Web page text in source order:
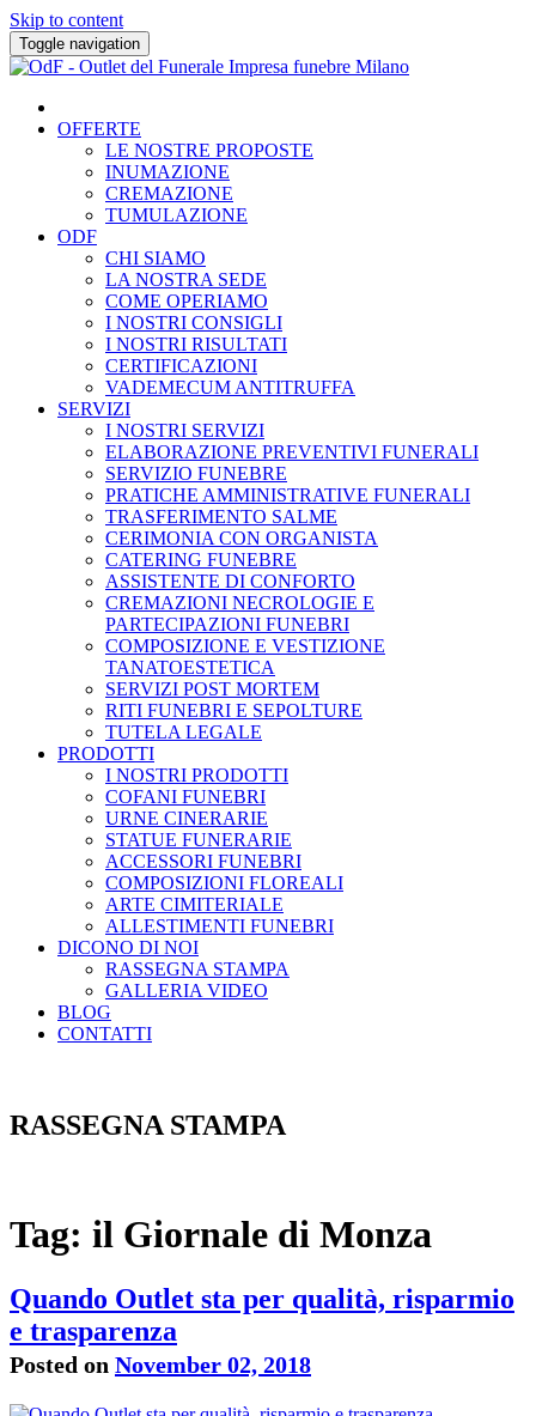
Skip to content
Toggle navigation
OFFERTE
LE NOSTRE PROPOSTE
INUMAZIONE
CREMAZIONE
TUMULAZIONE
ODF
CHI SIAMO
LA NOSTRA SEDE
COME OPERIAMO
I NOSTRI CONSIGLI
I NOSTRI RISULTATI
CERTIFICAZIONI
VADEMECUM ANTITRUFFA
SERVIZI
I NOSTRI SERVIZI
ELABORAZIONE PREVENTIVI FUNERALI
SERVIZIO FUNEBRE
PRATICHE AMMINISTRATIVE FUNERALI
TRASFERIMENTO SALME
CERIMONIA CON ORGANISTA
CATERING FUNEBRE
ASSISTENTE DI CONFORTO
CREMAZIONI NECROLOGIE E
PARTECIPAZIONI FUNEBRI
COMPOSIZIONE E VESTIZIONE
TANATOESTETICA
SERVIZI POST MORTEM
RITI FUNEBRI E SEPOLTURE
TUTELA LEGALE
PRODOTTI
I NOSTRI PRODOTTI
COFANI FUNEBRI
URNE CINERARIE
STATUE FUNERARIE
ACCESSORI FUNEBRI
COMPOSIZIONI FLOREALI
ARTE CIMITERIALE
ALLESTIMENTI FUNEBRI
DICONO DI NOI
RASSEGNA STAMPA
GALLERIA VIDEO
BLOG
CONTATTI
RASSEGNA STAMPA
Tag: il Giornale di Monza
Quando Outlet sta per qualità, risparmio
e trasparenza
Posted on November 02, 2018